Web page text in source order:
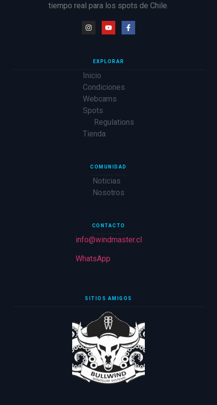
tiempo real para los spots de Chile.
EXPLORAR
Inicio
Condiciones
Webcams
Spots
Regulations
Tienda
COMUNIDAD
Noticias
Nosotros
CONTACTO
info@windmaster.cl
WhatsApp
SITIOS AMIGOS